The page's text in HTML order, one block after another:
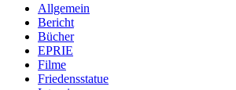
Allgemein
Bericht
Bücher
EPRIE
Filme
Friedensstatue